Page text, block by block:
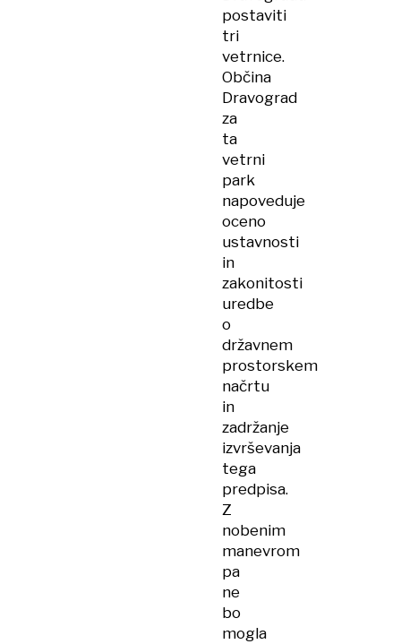
postaviti
tri
vetrnice.
Občina
Dravograd
za
ta
vetrni
park
napoveduje
oceno
ustavnosti
in
zakonitosti
uredbe
o
državnem
prostorskem
načrtu
in
zadržanje
izvrševanja
tega
predpisa.
Z
nobenim
manevrom
pa
ne
bo
mogla